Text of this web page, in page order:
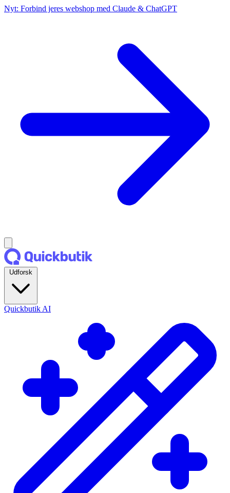
Nyt: Forbind jeres webshop med Claude & ChatGPT
Quickbutik AI